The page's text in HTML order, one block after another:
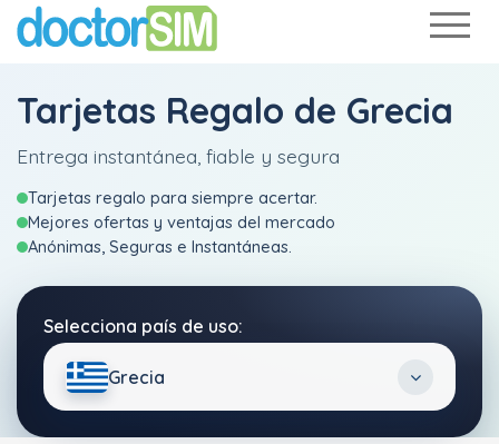
Tarjetas Regalo de Grecia
Entrega instantánea, fiable y segura
Tarjetas regalo para siempre acertar.
Mejores ofertas y ventajas del mercado
Anónimas, Seguras e Instantáneas.
Selecciona país de uso:
Grecia